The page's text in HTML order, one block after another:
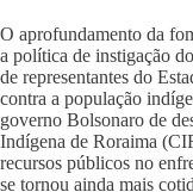
O aprofundamento da
a política de instigação
de representantes do
contra a população
governo Bolsonaro de
Indígena de Roraima
recursos públicos no
se tornou ainda mais